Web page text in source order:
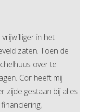
in het
zaten. Toen de
over te
Cor heeft mij
zijde gestaan bij alles